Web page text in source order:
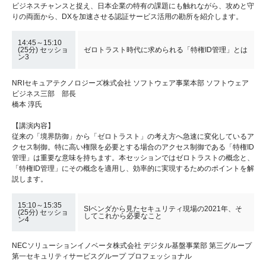
ビジネスチャンスと捉え、日本企業の特有の課題にも触れながら、攻めと守
りの両面から、DXを加速させる認証サービス活用の勘所を紹介します。
14:45～15:10
(25分) セッショ
ン3
ゼロトラスト時代に求められる「特権ID管理」とは
NRIセキュアテクノロジーズ株式会社 ソフトウェア事業本部 ソフトウェア
ビジネス三部 部長
橋本 淳氏
【講演内容】
従来の「境界防御」から「ゼロトラスト」の考え方へ急速に変化しているア
クセス制御。特に高い権限を必要とする場合のアクセス制御である「特権ID
管理」は重要な意味を持ちます。本セッションではゼロトラストの概念と、
「特権ID管理」にその概念を適用し、効率的に実現するためのポイントを解
説します。
15:10～15:35
(25分) セッショ
ン4
SIベンダから見たセキュリティ現場の2021年、そ
してこれから必要なこと
NECソリューションイノベータ株式会社 デジタル基盤事業部 第三グループ
第一セキュリティサービスグループ プロフェッショナル